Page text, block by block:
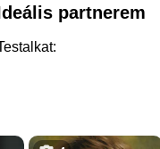
partnerem